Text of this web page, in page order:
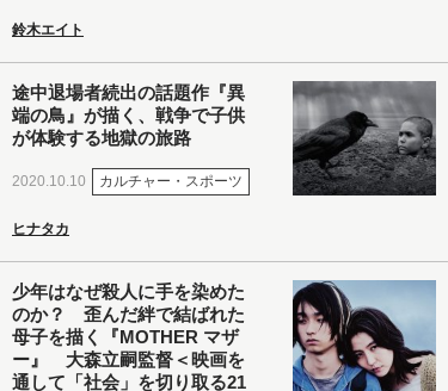
鈴木エイト
途中退場者続出の話題作『異
端の鳥』が描く、戦争で子供
が体験する地獄の旅路
2020.10.10 カルチャー・スポーツ
ヒナタカ
少年はなぜ殺人に手を染めた
のか？ 歪んだ絆で結ばれた
母子を描く『MOTHER マザ
ー』 大森立嗣監督＜映画を
通して「社会」を切り取る21